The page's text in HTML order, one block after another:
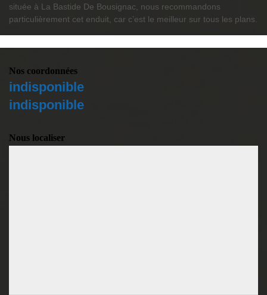
située à La Bastide De Bousignac, nous recommandons
particulièrement cet enduit, car c’est le meilleur sur tous les plans.
Nos coordonnées
indisponible
indisponible
Nous localiser